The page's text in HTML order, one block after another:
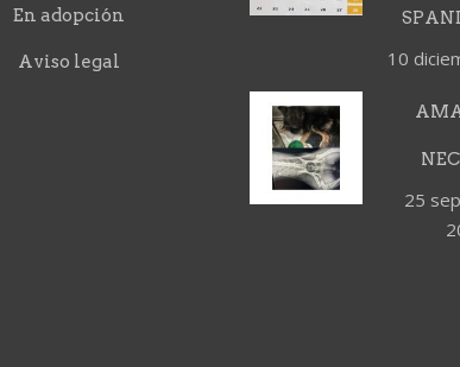
En adopción
Aviso legal 10
25